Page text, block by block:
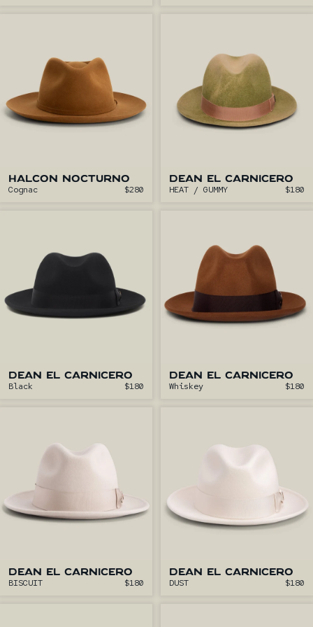
HALCÓN NOCTURNO
$280
Cognac
DEAN EL CARNICERO
$180
HEAT / GUMMY
DEAN EL CARNICERO
$180
Black
DEAN EL CARNICERO
$180
Whiskey
DEAN EL CARNICERO
$180
BISCUIT
DEAN EL CARNICERO
$180
DUST